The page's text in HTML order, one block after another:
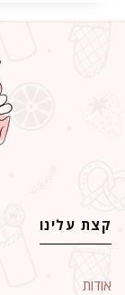
קצת עלינו
אודות